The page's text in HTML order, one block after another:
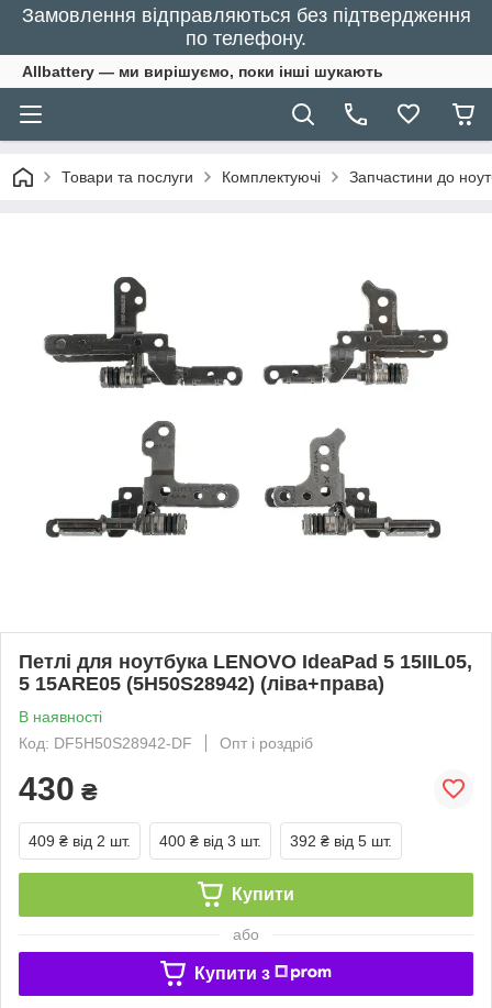
Замовлення відправляються без підтвердження
по телефону.
Allbattery — ми вирішуємо, поки інші шукають
Товари та послуги Комплектуючі Запчастини до
Петлі для ноутбука LENOVO IdeaPad 5 15IIL05,
5 15ARE05 (5H50S28942) (ліва+права)
В наявності
Код: DF5H50S28942-DF
Опт і роздріб
430 ₴
409 ₴ від 2 шт. 400 ₴ від 3 шт. 392 ₴ від 5 шт.
Купити
або
Купити з